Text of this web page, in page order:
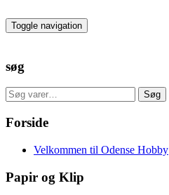
to
the
Toggle navigation
søg
Søg
efter:
Søg
Forside
Velkommen til Odense Hobby
Papir og Klip